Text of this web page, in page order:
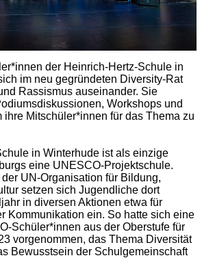
der Heinrich-Hertz-Schule in
im neu gegründeten Diversity-Rat
Rassismus auseinander. Sie
Workshops und
ihre Mitschüler*innen für das Thema zu
in Winterhude ist als einzige
eine UNESCO-Projektschule.
UN-Organisation für Bildung,
setzen sich Jugendliche dort
in diversen Aktionen etwa für
Kommunikation ein. So hatte sich eine
Schüler*innen aus der Oberstufe für
vorgenommen, das Thema Diversität
Bewusstsein der Schulgemeinschaft